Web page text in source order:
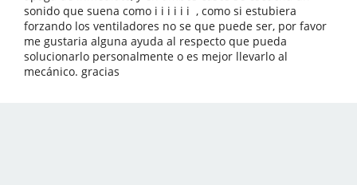
sonido que suena como i i i i i i , como si estubiera
forzando los ventiladores no se que puede ser, por favor
me gustaria alguna ayuda al respecto que pueda
solucionarlo personalmente o es mejor llevarlo al
mecánico. gracias